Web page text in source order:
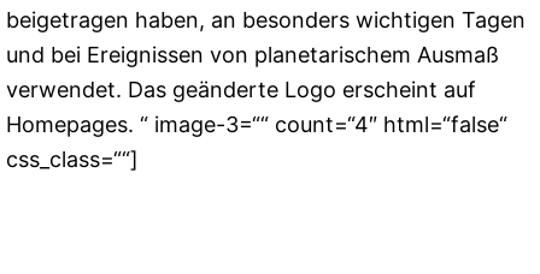
beigetragen haben, an besonders wichtigen Tagen
und bei Ereignissen von planetarischem Ausmaß
verwendet. Das geänderte Logo erscheint auf
Homepages. “ image-3=““ count=“4″ html=“false“
css_class=““]